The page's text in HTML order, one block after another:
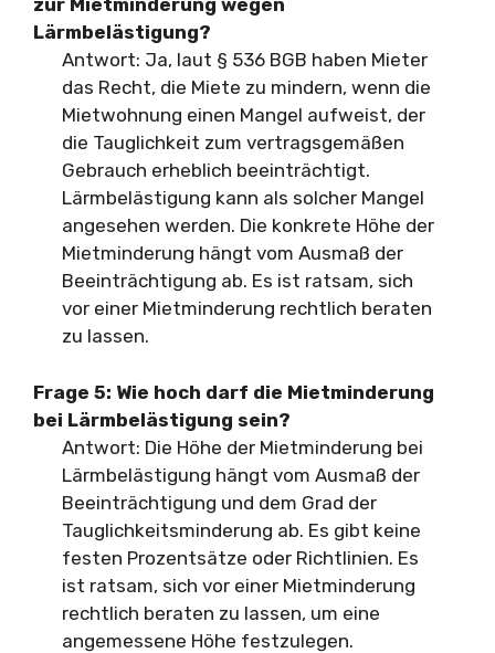
zur Mietminderung wegen
Lärmbelästigung?
Antwort: Ja, laut § 536 BGB haben Mieter
das Recht, die Miete zu mindern, wenn die
Mietwohnung einen Mangel aufweist, der
die Tauglichkeit zum vertragsgemäßen
Gebrauch erheblich beeinträchtigt.
Lärmbelästigung kann als solcher Mangel
angesehen werden. Die konkrete Höhe der
Mietminderung hängt vom Ausmaß der
Beeinträchtigung ab. Es ist ratsam, sich
vor einer Mietminderung rechtlich beraten
zu lassen.
Frage 5: Wie hoch darf die Mietminderung
bei Lärmbelästigung sein?
Antwort: Die Höhe der Mietminderung bei
Lärmbelästigung hängt vom Ausmaß der
Beeinträchtigung und dem Grad der
Tauglichkeitsminderung ab. Es gibt keine
festen Prozentsätze oder Richtlinien. Es
ist ratsam, sich vor einer Mietminderung
rechtlich beraten zu lassen, um eine
angemessene Höhe festzulegen.